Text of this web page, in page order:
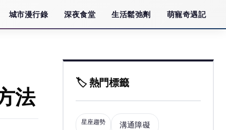
城市漫行錄 深夜食堂 生活鬆弛劑 萌寵奇遇記
法
🏷️ 熱門標籤
星座趨勢 溝通障礙